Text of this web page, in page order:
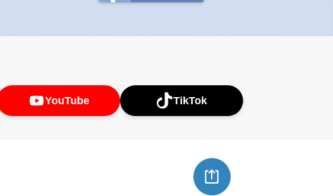
YouTube TikTok